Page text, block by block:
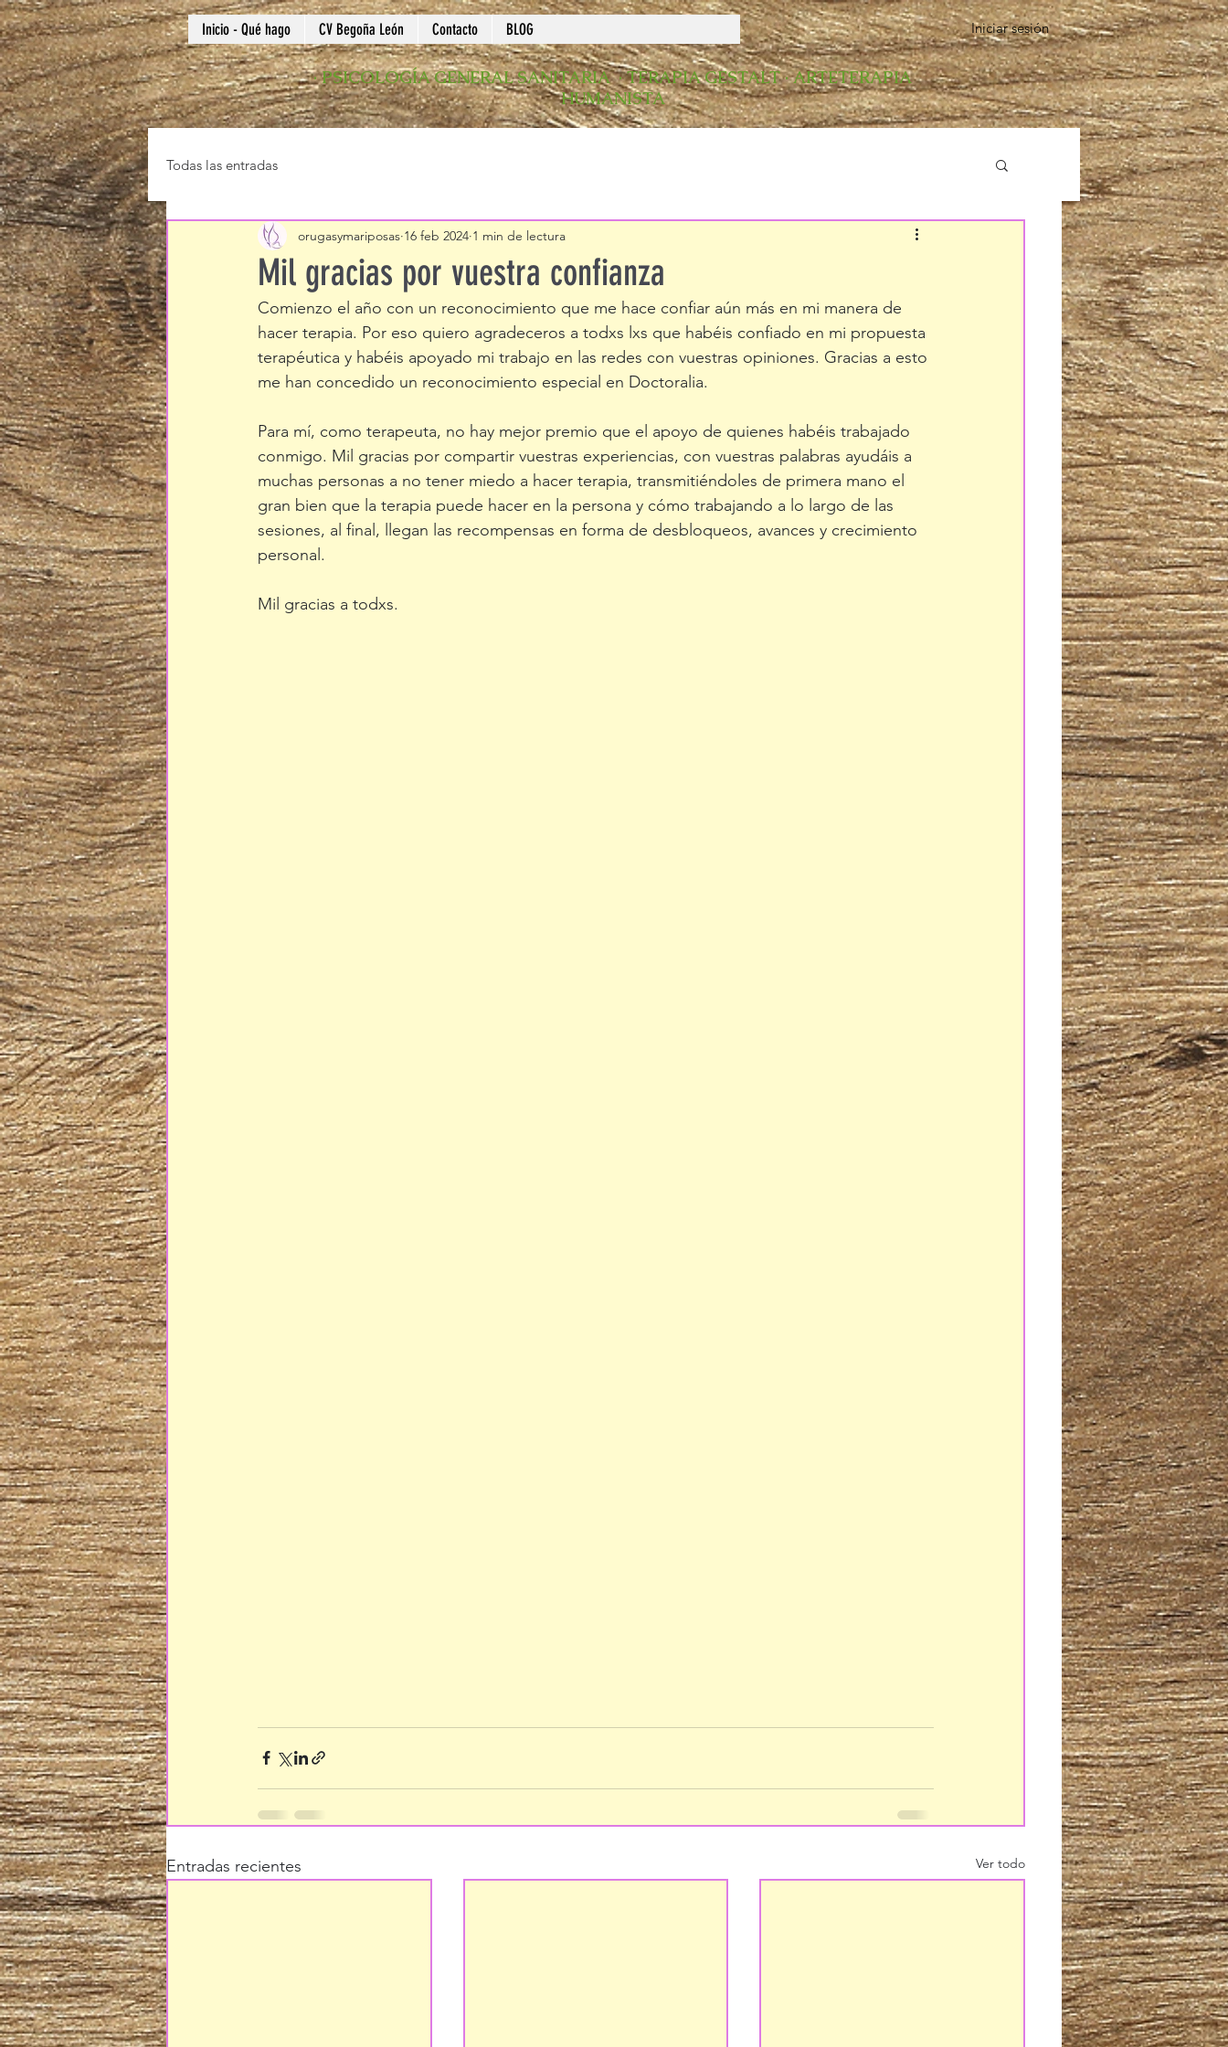
Inicio - Qué hago CV Begoña León Contacto BLOG Iniciar sesión
·PSICOLOGÍA GENERAL SANITARIA · TERAPIA GESTALT · ARTETERAPIA
HUMANISTA
Todas las entradas
Mil gracias por vuestra confianza
orugasymariposas 16 feb 2024 1 min de lectura
Comienzo el año con un reconocimiento que me hace confiar aún más en mi manera de
hacer terapia. Por eso quiero agradeceros a todxs lxs que habéis confiado en mi propuesta
terapéutica y habéis apoyado mi trabajo en las redes con vuestras opiniones. Gracias a esto
me han concedido un reconocimiento especial en Doctoralia.
Para mí, como terapeuta, no hay mejor premio que el apoyo de quienes habéis trabajado
conmigo. Mil gracias por compartir vuestras experiencias, con vuestras palabras ayudáis a
muchas personas a no tener miedo a hacer terapia, transmitiéndoles de primera mano el
gran bien que la terapia puede hacer en la persona y cómo trabajando a lo largo de las
sesiones, al final, llegan las recompensas en forma de desbloqueos, avances y crecimiento
personal.
Mil gracias a todxs.
Entradas recientes Ver todo